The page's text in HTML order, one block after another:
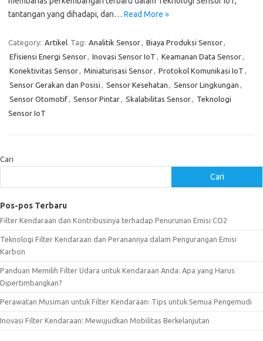
tantangan yang dihadapi, dan… Read More »
Category: Artikel Tag: Analitik Sensor, Biaya Produksi Sensor,
Efisiensi Energi Sensor, Inovasi Sensor IoT , Keamanan Data Sensor,
Konektivitas Sensor, Miniaturisasi Sensor, Protokol Komunikasi IoT ,
Sensor Gerakan dan Posisi , Sensor Kesehatan , Sensor Lingkungan ,
Sensor Otomotif, Sensor Pintar, Skalabilitas Sensor, Teknologi
Sensor IoT
Cari
Cari
Pos-pos Terbaru
Filter Kendaraan dan Kontribusinya terhadap Penurunan Emisi CO2
Teknologi Filter Kendaraan dan Peranannya dalam Pengurangan Emisi
Karbon
Panduan Memilih Filter Udara untuk Kendaraan Anda: Apa yang Harus
Dipertimbangkan?
Perawatan Musiman untuk Filter Kendaraan: Tips untuk Semua Pengemudi
Inovasi Filter Kendaraan: Mewujudkan Mobilitas Berkelanjutan